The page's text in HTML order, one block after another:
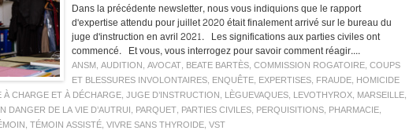
Dans la précédente newsletter, nous vous indiquions que le rapport
d'expertise attendu pour juillet 2020 était finalement arrivé sur le bureau du
juge d'instruction en avril 2021. Les significations aux parties civiles ont
commencé. Et vous, vous interrogez pour savoir comment réagir....
ANSM, AUDITION, AVOCAT, BEATE BARTÈS, COMMISSION ROGATOIRE, COUPS
ET BLESSURES INVOLONTAIRES, ENQUÊTE, EXPERTISES, FRAUDE, HOMICIDE
À CHARGE ET À DÉCHARGE, JUGE D’INSTRUCTION, LÈGUEVAQUES, LEVOTHYROX, MARSEILLE,
DANGER DE LA VIE D’AUTRUI, PARQUET, PARTIES CIVILES, PERQUISITIONS, PHARMACIE,
, TÉMOIN ASSISTÉ, VIVRE SANS THYROIDE, VST